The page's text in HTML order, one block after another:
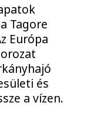
Tagore
Európa
és
a vízen.